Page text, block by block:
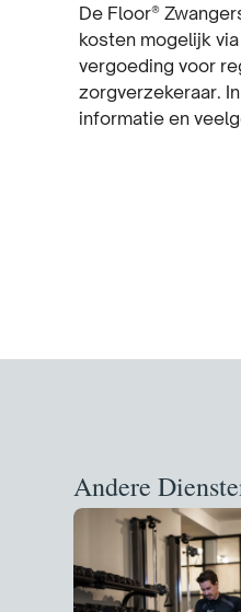
De Floor®
kosten mogelijk
vergoeding voor
zorgverzekeraar.
informatie en
Andere